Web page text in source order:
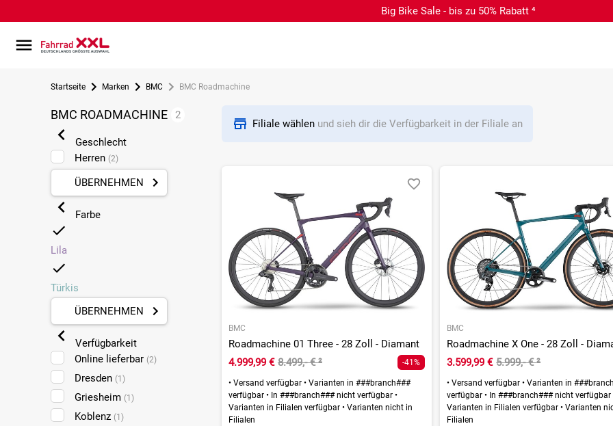
Big Bike Sale - bis zu 50% Rabatt ⁴
Startseite Marken BMC BMC Roadmachine
BMC ROADMACHINE 2
Geschlecht
Herren (2)
ÜBERNEHMEN
Farbe
Lila
Türkis
ÜBERNEHMEN
Verfügbarkeit
Online lieferbar (2)
Dresden (1)
Griesheim (1)
Koblenz (1)
Filiale wählen und sieh dir die Verfügbarkeit in der Filiale an
BMC
Roadmachine 01 Three - 28 Zoll - Diamant
4.999,99 € 8.499,- €² -41%
•Versand verfügbar •Varianten in ###branch###
verfügbar •In ###branch### nicht verfügbar •
Varianten in Filialen verfügbar •Varianten nicht in
Filialen
BMC
Roadmachine X One - 28 Zoll -
3.599,99 € 5.999,- €²
• Versand verfügbar• Varianten in
verfügbar• In ###branch### nicht verfügbar
Varianten in Filialen verfügbar• Varianten
Filialen